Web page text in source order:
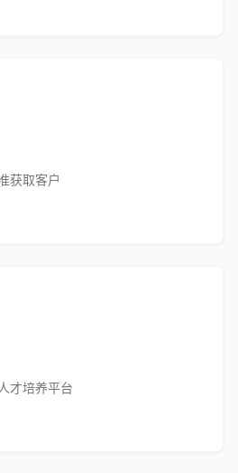
获取客户
才培养平台